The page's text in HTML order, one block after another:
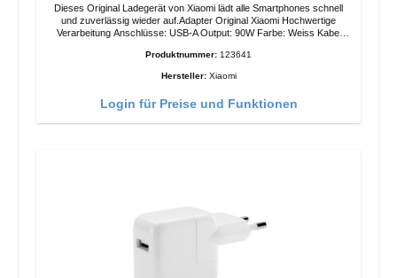
Dieses Original Ladegerät von Xiaomi lädt alle Smartphones schnell
und zuverlässig wieder auf.Adapter Original Xiaomi Hochwertige
Verarbeitung Anschlüsse: USB-A Output: 90W Farbe: Weiss Kabel
Produktnummer: 123641
Hersteller: Xiaomi
Login für Preise und Funktionen